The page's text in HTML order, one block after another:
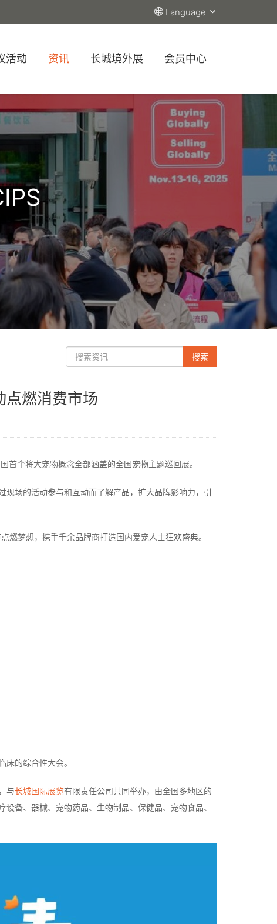
Language
活动 资讯 长城境外展 会员中心
点燃消费市场
首个将大宠物概念全部涵盖的全国宠物主题巡回展。
场的活动参与和互动而了解产品，扩大品牌影响力，引
梦想，携手千余品牌商打造国内爱宠人士狂欢盛典。
的综合性大会。
与长城国际展览有限责任公司共同举办，由全国多地区的
备、器械、宠物药品、生物制品、保健品、宠物食品、